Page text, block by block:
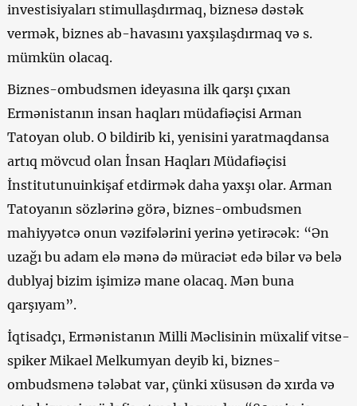
investisiyaları stimullaşdırmaq, biznesə dəstək
vermək, biznes ab-havasını yaxşılaşdırmaq və s.
mümkün olacaq.
Biznes-ombudsmen ideyasına ilk qarşı çıxan
Ermənistanın insan haqları müdafiəçisi Arman
Tatoyan olub. O bildirib ki, yenisini yaratmaqdansa
artıq mövcud olan İnsan Haqları Müdafiəçisi
İnstitutunuinkişaf etdirmək daha yaxşı olar. Arman
Tatoyanın sözlərinə görə, biznes-ombudsmen
mahiyyətcə onun vəzifələrini yerinə yetirəcək: “Ən
uzağı bu adam elə mənə də müraciət edə bilər və belə
dublyaj bizim işimizə mane olacaq. Mən buna
qarşıyam”.
İqtisadçı, Ermənistanın Milli Məclisinin müxalif vitse-
spiker Mikael Melkumyan deyib ki, biznes-
ombudsmenə tələbat var, çünki xüsusən də xırda və